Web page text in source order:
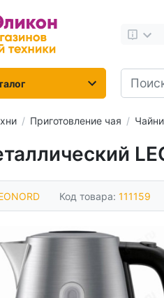
Приготовление чая
Код товара: 111159